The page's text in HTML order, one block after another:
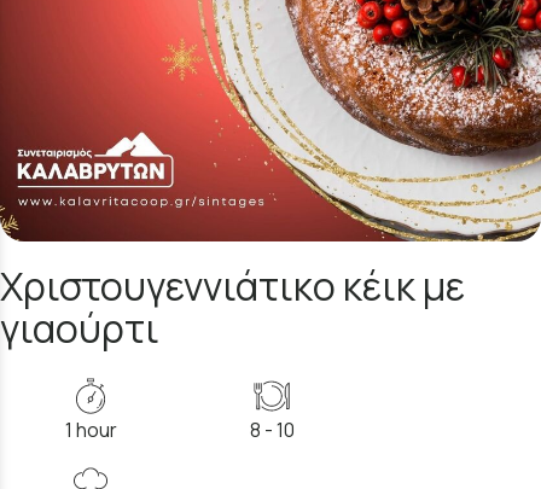
Χριστουγεννιάτικο κέικ με
γιαούρτι
1 hour 8 - 10